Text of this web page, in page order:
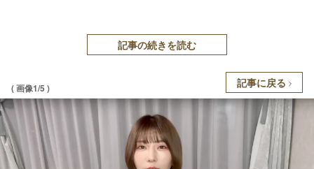
記事の続きを読む
( 画像1/5 ) 記事に戻る